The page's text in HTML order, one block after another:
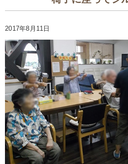
2017年8月11日